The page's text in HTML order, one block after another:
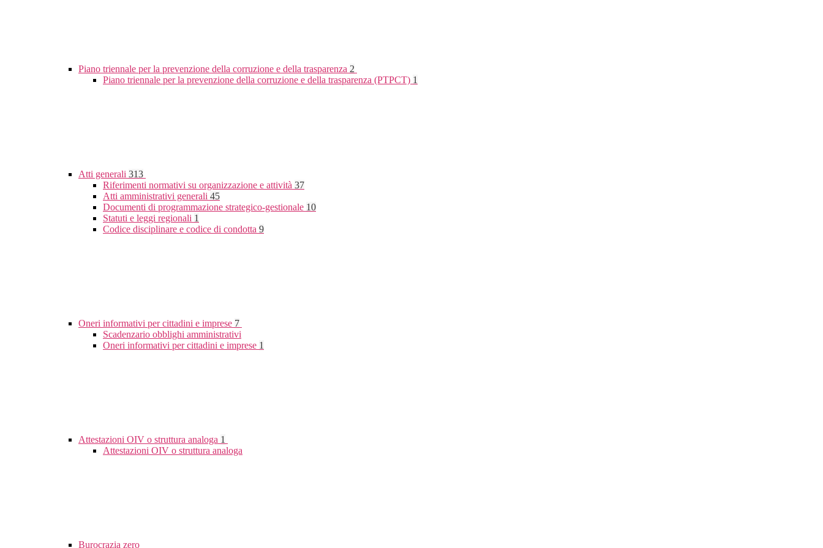
Piano triennale per la prevenzione della corruzione e della trasparenza 2
Piano triennale per la prevenzione della corruzione e della trasparenza (PTPCT) 1
Atti generali 313
Riferimenti normativi su organizzazione e attività 37
Atti amministrativi generali 45
Documenti di programmazione strategico-gestionale 10
Statuti e leggi regionali 1
Codice disciplinare e codice di condotta 9
Oneri informativi per cittadini e imprese 7
Scadenzario obblighi amministrativi
Oneri informativi per cittadini e imprese 1
Attestazioni OIV o struttura analoga 1
Attestazioni OIV o struttura analoga
Burocrazia zero